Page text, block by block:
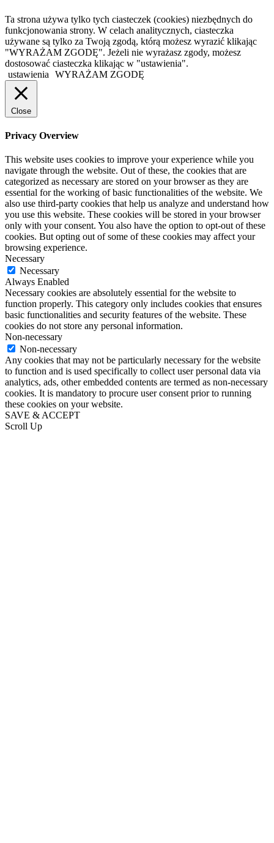
Ta strona używa tylko tych ciasteczek (cookies) niezbędnych do
funkcjonowania strony. W celach analitycznych, ciasteczka
używane są tylko za Twoją zgodą, którą możesz wyrazić klikając
"WYRAŻAM ZGODĘ". Jeżeli nie wyrażasz zgody, możesz
dostosować ciasteczka klikając w "ustawienia".
ustawienia
WYRAŻAM ZGODĘ
Close
Privacy Overview
This website uses cookies to improve your experience while you
navigate through the website. Out of these, the cookies that are
categorized as necessary are stored on your browser as they are
essential for the working of basic functionalities of the website. We
also use third-party cookies that help us analyze and understand how
you use this website. These cookies will be stored in your browser
only with your consent. You also have the option to opt-out of these
cookies. But opting out of some of these cookies may affect your
browsing experience.
Necessary
Necessary
Always Enabled
Necessary cookies are absolutely essential for the website to
function properly. This category only includes cookies that ensures
basic functionalities and security features of the website. These
cookies do not store any personal information.
Non-necessary
Non-necessary
Any cookies that may not be particularly necessary for the website
to function and is used specifically to collect user personal data via
analytics, ads, other embedded contents are termed as non-necessary
cookies. It is mandatory to procure user consent prior to running
these cookies on your website.
SAVE & ACCEPT
Scroll Up